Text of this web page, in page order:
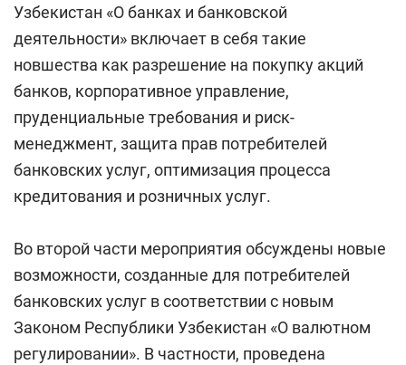
Узбекистан «О банках и банковской
деятельности» включает в себя такие
новшества как разрешение на покупку акций
банков, корпоративное управление,
пруденциал⁠ьные требования и риск-
менеджмент, защита прав потребителей
банковских услуг, оптимизация процесса
кредитования и розничных услуг.
Во второй части мероприятия обсуждены новые
возможности, созданные для потребителей
банковских услуг в соответствии с новым
Законом Республики Узбекистан «О валютном
регулировании». В частности, проведена